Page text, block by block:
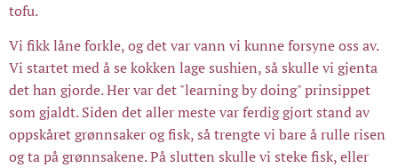
tofu.
Vi fikk låne forkle, og det var vann vi kunne forsyne oss av.
Vi startet med å se kokken lage sushien, så skulle vi gjenta
det han gjorde. Her var det "learning by doing" prinsippet
som gjaldt. Siden det aller meste var ferdig gjort stand av
oppskåret grønnsaker og fisk, så trengte vi bare å rulle risen
og ta på grønnsakene. På slutten skulle vi steke fisk, eller